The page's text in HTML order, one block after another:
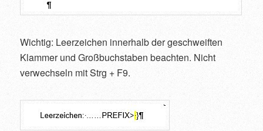
Wichtig: Leerzeichen innerhalb der geschweiften
Klammer und Großbuchstaben beachten. Nicht
verwechseln mit Strg + F9.